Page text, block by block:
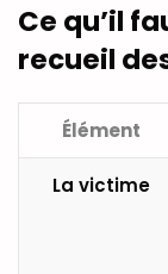
Ce qu’il
recueil
Élément
La victime